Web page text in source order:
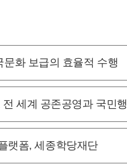
화 보급의 효율적 수행
전 세계 공존공영과 국민
랫폼, 세종학당재단